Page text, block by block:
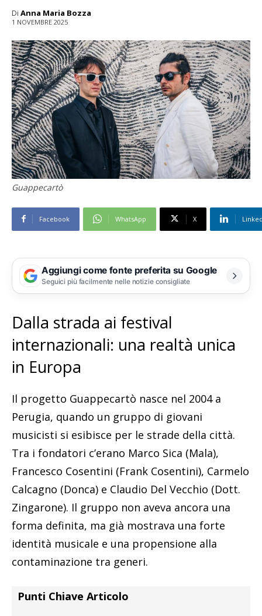
Di Anna Maria Bozza
1 NOVEMBRE 2025
Guappecartò
Facebook WhatsApp X
Aggiungi come fonte preferita su Google
Seguici più facilmente nelle notizie consigliate
Dalla strada ai festival
internazionali: una realtà unica
in Europa
Il progetto Guappecartò nasce nel 2004 a
Perugia, quando un gruppo di giovani
musicisti si esibisce per le strade della città.
Tra i fondatori c’erano Marco Sica (Mala),
Francesco Cosentini (Frank Cosentini), Carmelo
Calcagno (Donca) e Claudio Del Vecchio (Dott.
Zingarone). Il gruppo non aveva ancora una
forma definita, ma già mostrava una forte
identità musicale e una propensione alla
contaminazione tra generi.
Punti Chiave Articolo